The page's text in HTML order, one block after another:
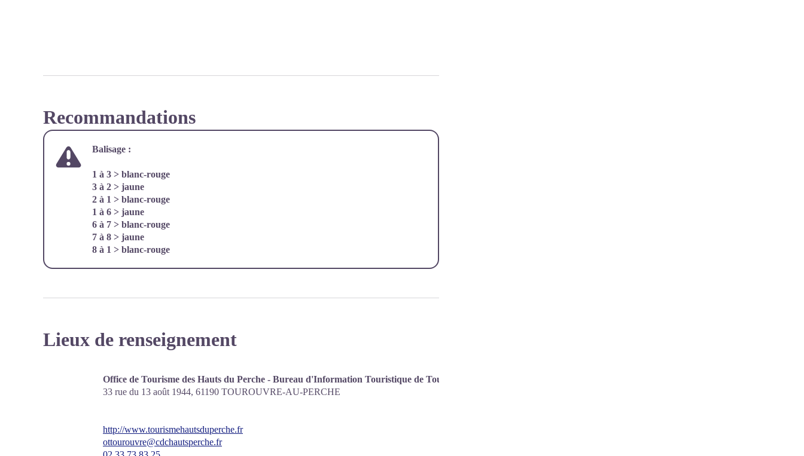
Recommandations
Balisage :
1 à 3 > blanc-rouge
3 à 2 > jaune
2 à 1 > blanc-rouge
1 à 6 > jaune
6 à 7 > blanc-rouge
7 à 8 > jaune
8 à 1 > blanc-rouge
Lieux de renseignement
Office de Tourisme des Hauts du Perche - Bureau d'Information Touristique de Tourouvre-au-Perche
33 rue du 13 août 1944, 61190 TOUROUVRE-AU-PERCHE
http://www.tourismehautsduperche.fr
ottourouvre@cdchautsperche.fr